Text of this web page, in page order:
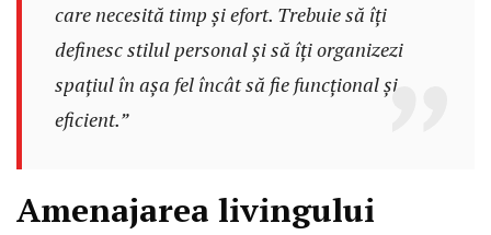
care necesită timp și efort. Trebuie să îți
definesc stilul personal și să îți organizezi
spațiul în așa fel încât să fie funcțional și
eficient.”
Amenajarea livingului